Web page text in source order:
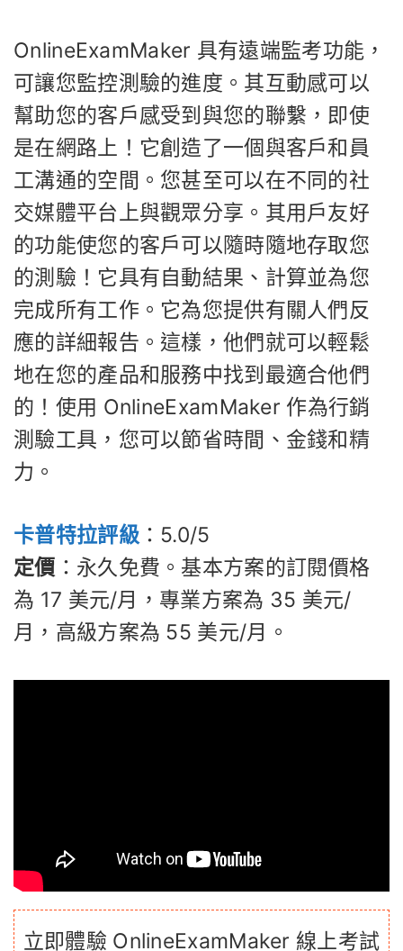
OnlineExamMaker 具有遠端監考功能，
可讓您監控測驗的進度。其互動感可以
幫助您的客戶感受到與您的聯繫，即使
是在網路上！它創造了一個與客戶和員
工溝通的空間。您甚至可以在不同的社
交媒體平台上與觀眾分享。其用戶友好
的功能使您的客戶可以隨時隨地存取您
的測驗！它具有自動結果、計算並為您
完成所有工作。它為您提供有關人們反
應的詳細報告。這樣，他們就可以輕鬆
地在您的產品和服務中找到最適合他們
的！使用 OnlineExamMaker 作為行銷
測驗工具，您可以節省時間、金錢和精
力。
卡普特拉評級：5.0/5
定價 ：永久免費。基本方案的訂閱價格
為 17 美元/月，專業方案為 35 美元/
月，高級方案為 55 美元/月。
立即體驗 OnlineExamMaker 線上考試